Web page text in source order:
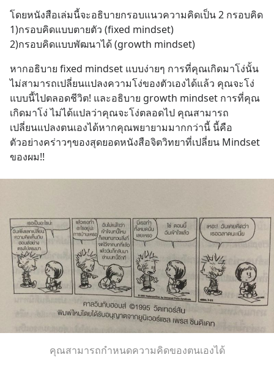
โดยหนังสือเล่มนี้จะอธิบายกรอบแนวความคิดเป็น 2 กรอบคิด
1)กรอบคิดแบบตายตัว (fixed mindset)
2)กรอบคิดแบบพัฒนาได้ (growth mindset)
หากอธิบาย fixed mindset แบบง่ายๆ การที่คุณเกิดมาโง่นั้น
ไม่สามารถเปลี่ยนแปลงความโง่ของตัวเองได้แล้ว คุณจะโง่
แบบนี้ไปตลอดชีวิต! และอธิบาย growth mindset การที่คุณ
เกิดมาโง่ ไม่ได้แปลว่าคุณจะโง่ตลอดไป คุณสามารถ
เปลี่ยนแปลงตนเองได้หากคุณพยายามมากกว่านี้ นี้คือ
ตัวอย่างคร่าวๆของสุดยอดหนังสือจิตวิทยาที่เปลี่ยน Mindset
ของผม!!
คุณสามารถกำหนดความคิดของตนเองได้